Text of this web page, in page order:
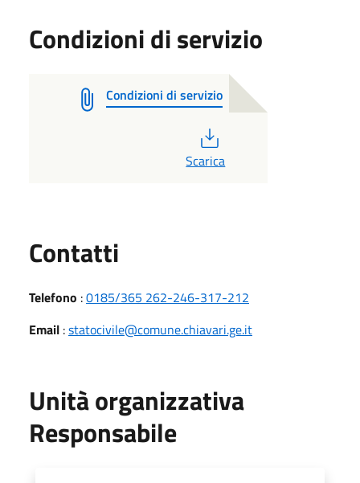
Condizioni di servizio
Condizioni di servizio
Scarica
Contatti
Telefono :0185/365 262-246-317-212
Email :statocivile@comune.chiavari.ge.it
Unità organizzativa
Responsabile